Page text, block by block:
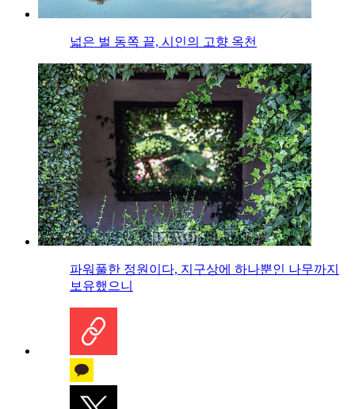
넓은 벌 동쪽 끝, 시인의 고향 옥천
파워풀한 정원이다, 지구상에 하나뿐인 나무까지
보유했으니